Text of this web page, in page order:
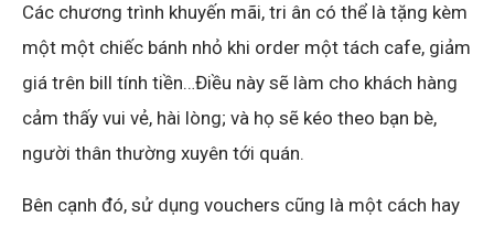
Các chương trình khuyến mãi, tri ân có thể là tặng kèm
một một chiếc bánh nhỏ khi order một tách cafe, giảm
giá trên bill tính tiền…Điều này sẽ làm cho khách hàng
cảm thấy vui vẻ, hài lòng; và họ sẽ kéo theo bạn bè,
người thân thường xuyên tới quán.
Bên cạnh đó, sử dụng vouchers cũng là một cách hay